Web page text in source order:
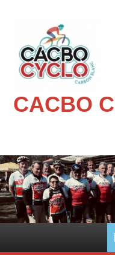
CACBO